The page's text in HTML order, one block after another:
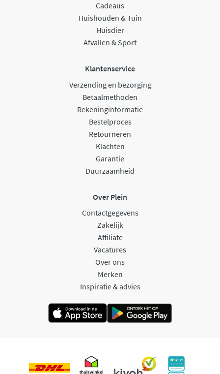
Cadeaus
Huishouden & Tuin
Huisdier
Afvallen & Sport
Klantenservice
Verzending en bezorging
Betaalmethoden
Rekeninginformatie
Bestelproces
Retourneren
Klachten
Garantie
Duurzaamheid
Over Plein
Contactgegevens
Zakelijk
Affiliate
Vacatures
Over ons
Merken
Inspiratie & advies